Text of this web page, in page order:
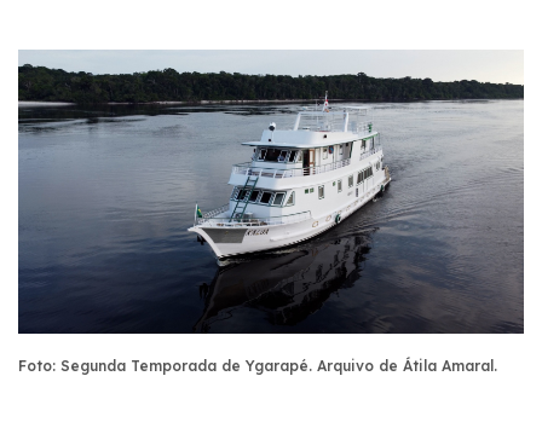
Foto: Segunda Temporada de Ygarapé. Arquivo de Átila Amaral.